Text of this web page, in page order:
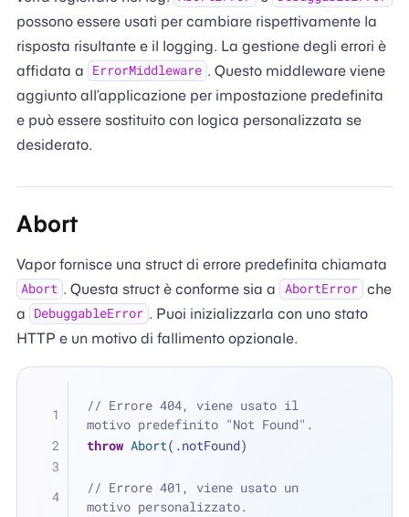
possono essere usati per cambiare rispettivamente la
risposta risultante e il logging. La gestione degli errori è
affidata a
ErrorMiddleware . Questo middleware viene
aggiunto all’applicazione per impostazione predefinita
e può essere sostituito con logica personalizzata se
desiderato.
Abort
Vapor fornisce una struct di errore predefinita chiamata
Abort . Questa struct è conforme sia a AbortError che
a
DebuggableError . Puoi inizializzarla con uno stato
HTTP e un motivo di fallimento opzionale.
// Errore 404, viene usato il
motivo predefinito "Not Found".
throw Abort(.notFound)
// Errore 401, viene usato un
motivo personalizzato.